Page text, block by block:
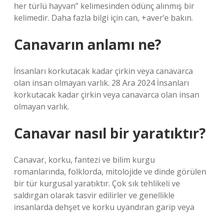
her türlü hayvan” kelimesinden ödünç alınmış bir
kelimedir. Daha fazla bilgi için can, +aver’e bakın.
Canavarın anlamı ne?
İnsanları korkutacak kadar çirkin veya canavarca
olan insan olmayan varlık. 28 Ara 2024 İnsanları
korkutacak kadar çirkin veya canavarca olan insan
olmayan varlık.
Canavar nasıl bir yaratıktır?
Canavar, korku, fantezi ve bilim kurgu
romanlarında, folklorda, mitolojide ve dinde görülen
bir tür kurgusal yaratıktır. Çok sık tehlikeli ve
saldırgan olarak tasvir edilirler ve genellikle
insanlarda dehşet ve korku uyandıran garip veya